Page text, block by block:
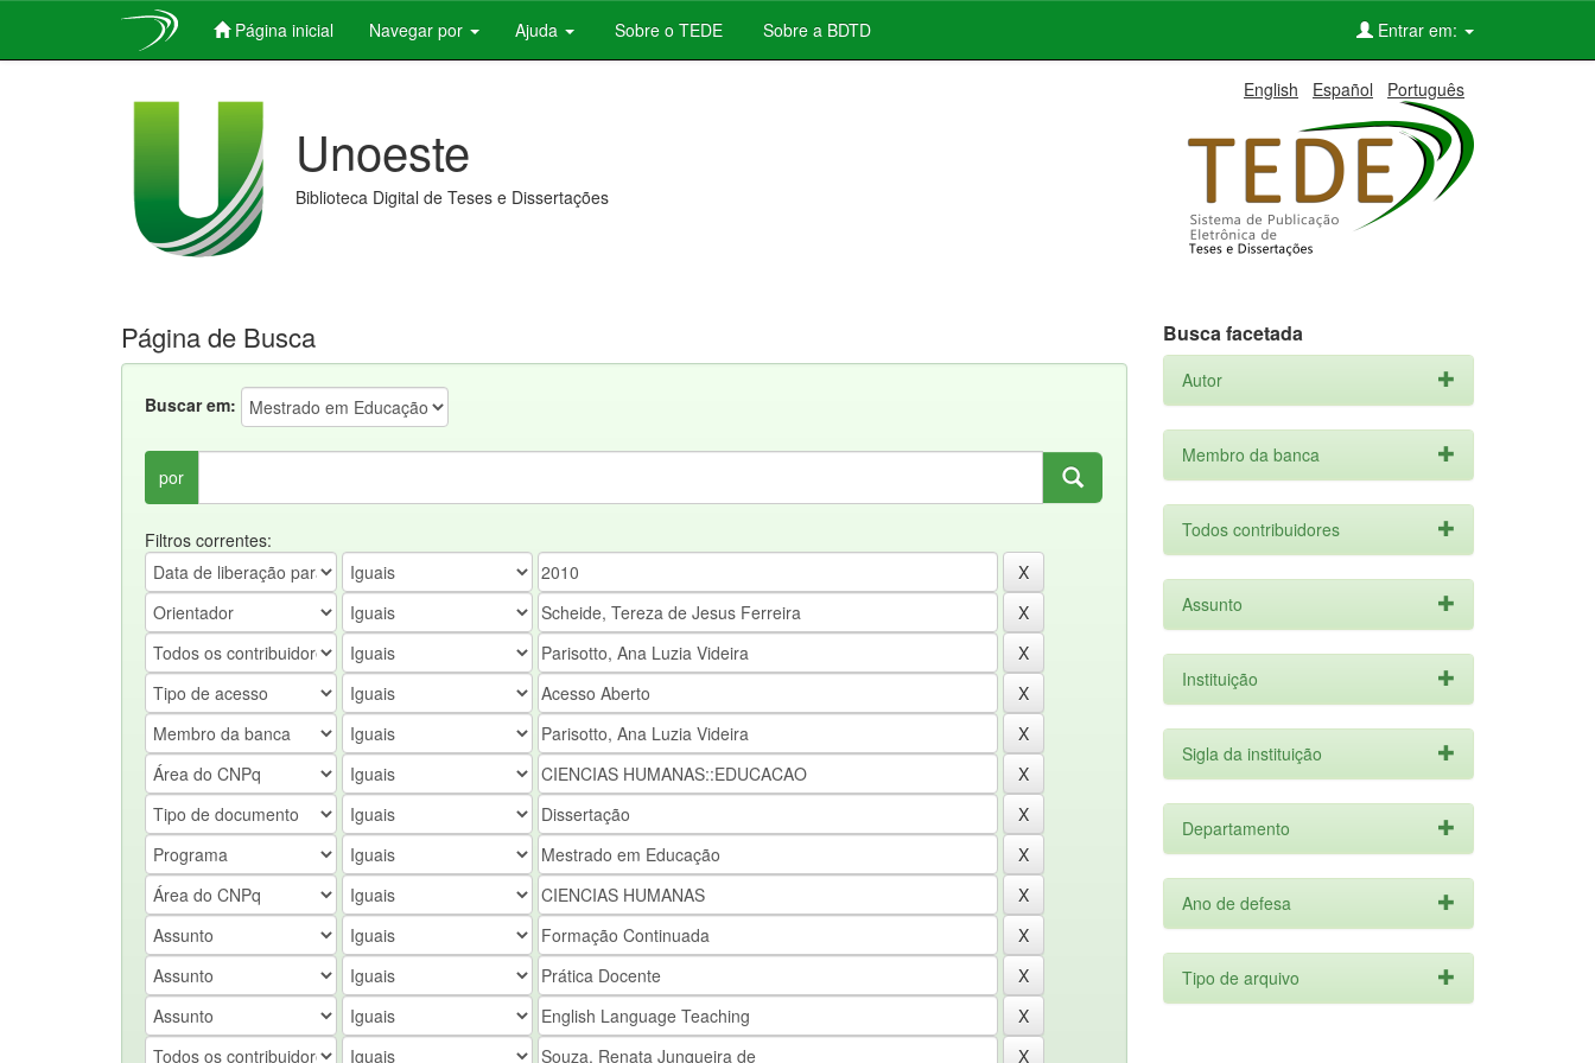
Página inicial Navegar por Ajuda Sobre o TEDE Sobre a BDTD Entrar em:
English Español Português
Unoeste
Biblioteca Digital de Teses e Dissertações
Página de Busca
Buscar em:
por
Filtros correntes:
Busca facetada
Autor
Membro da banca
Todos contribuidores
Assunto
Instituição
Sigla da instituição
Departamento
Ano de defesa
Tipo de arquivo